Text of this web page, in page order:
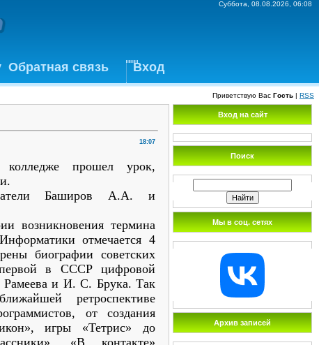
Суббота, 08.08.2026, 06:08
Обратная связь Вход
Приветствую Вас Гость | RSS
18:07
прошел урок,
Баширов А.А. и
возникновения термина
отмечается 4
биографии советских
первой в СССР цифровой
и И. С. Брука. Так
ретроспективе
от создания
игры «Тетрис» до
Вход на сайт
Поиск
Мы в соц. сетях
Архив записей